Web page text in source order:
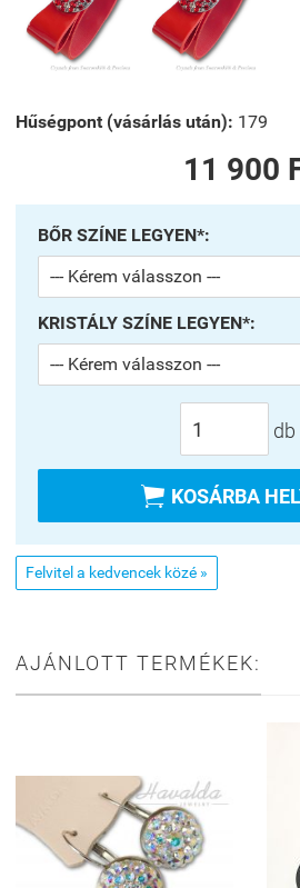
Hűségpont (vásárlás után): 179
11 900
BŐR SZÍNE LEGYEN*:
KRISTÁLY SZÍNE LEGYEN*:
db
 KOSÁRBA
Felvitel a kedvencek közé »
AJÁNLOTT TERMÉKEK: